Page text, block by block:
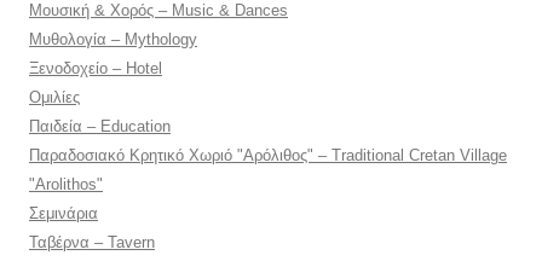
Μουσική & Χορός – Music & Dances
Μυθολογία – Mythology
Ξενοδοχείο – Hotel
Ομιλίες
Παιδεία – Education
Παραδοσιακό Κρητικό Χωριό "Αρόλιθος" – Traditional Cretan Village
"Arolithos"
Σεμινάρια
Ταβέρνα – Tavern